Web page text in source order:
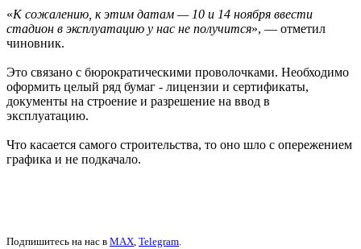
«К сожалению, к этим датам — 10 и 14 ноября ввести
стадион в эксплуатацию у нас не получится», — отметил
чиновник.
Это связано с бюрократическими проволочками. Необходимо
оформить целый ряд бумаг - лицензии и сертификаты,
документы на строение и разрешение на ввод в
эксплуатацию.
Что касается самого строительства, то оно шло с опережением
графика и не подкачало.
Подпишитесь на нас в MAX, Telegram.